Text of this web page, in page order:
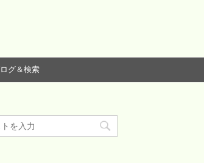
グ＆検索